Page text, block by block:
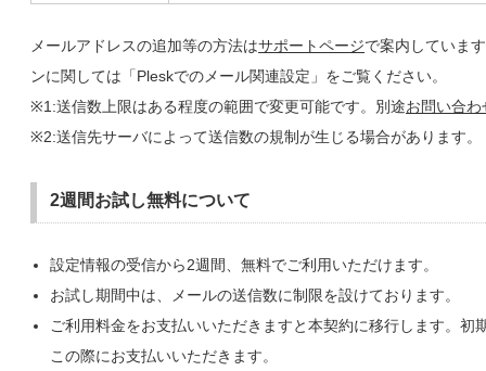
メールアドレスの追加等の方法はサポートページで案内していま
ンに関しては「Pleskでのメール関連設定」をご覧ください。
※1:送信数上限はある程度の範囲で変更可能です。別途お問い合わ
※2:送信先サーバによって送信数の規制が生じる場合があります。
2週間お試し無料について
設定情報の受信から2週間、無料でご利用いただけます。
お試し期間中は、メールの送信数に制限を設けております。
ご利用料金をお支払いいただきますと本契約に移行します。初
この際にお支払いいただきます。